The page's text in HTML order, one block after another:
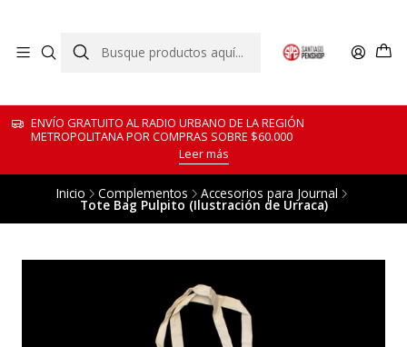
ENVÍO GRATUITO AL RADIO URBANO DE LA REGIÓN
METROPOLITANA POR COMPRAS SOBRE $60.000
Leer más
Inicio Complementos Accesorios para Journal
Tote Bag Pulpito (Ilustración de Urraca)